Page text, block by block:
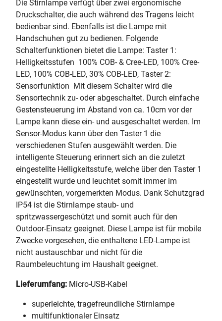
Die Stirnlampe verfügt über zwei ergonomische
Druckschalter, die auch während des Tragens leicht
bedienbar sind. Ebenfalls ist die Lampe mit
Handschuhen gut zu bedienen. Folgende
Schalterfunktionen bietet die Lampe: Taster 1:
Helligkeitsstufen  100% COB- & Cree-LED, 100% Cree-
LED, 100% COB-LED, 30% COB-LED, Taster 2:
Sensorfunktion  Mit diesem Schalter wird die
Sensortechnik zu- oder abgeschaltet. Durch einfache
Gestensteuerung im Abstand von ca. 10cm vor der
Lampe kann diese ein- und ausgeschaltet werden. Im
Sensor-Modus kann über den Taster 1 die
verschiedenen Stufen ausgewählt werden. Die
intelligente Steuerung erinnert sich an die zuletzt
eingestellte Helligkeitsstufe, welche über den Taster 1
eingestellt wurde und leuchtet somit immer im
gewünschten, vorgemerkten Modus. Dank Schutzgrad
IP54 ist die Stirnlampe staub- und
spritzwassergeschützt und somit auch für den
Outdoor-Einsatz geeignet. Diese Lampe ist für mobile
Zwecke vorgesehen, die enthaltene LED-Lampe ist
nicht austauschbar und nicht für die
Raumbeleuchtung im Haushalt geeignet.
Lieferumfang: Micro-USB-Kabel
superleichte, tragefreundliche Stirnlampe
multifunktionaler Einsatz